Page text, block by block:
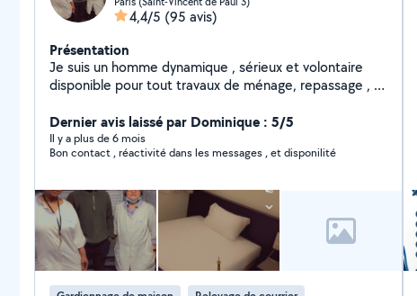
4,4/5 (95 avis)
Présentation
Je suis un homme dynamique , sérieux et volontaire
disponible pour tout travaux de ménage, repassage , 3
serez satisfait après mon travail. Merci
Dernier avis laissé par Dominique : 5/5
Il y a plus de 6 mois
Bon contact , réactivité dans les messages , et disponilité